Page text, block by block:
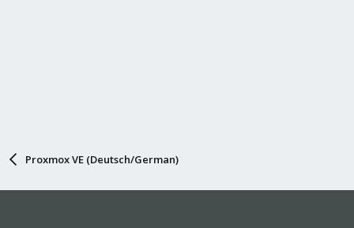
Proxmox VE (Deutsch/German)